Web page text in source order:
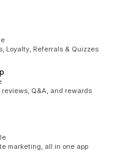
Loyalty, Referrals & Quizzes
Q&A, and rewards
marketing, all in one app